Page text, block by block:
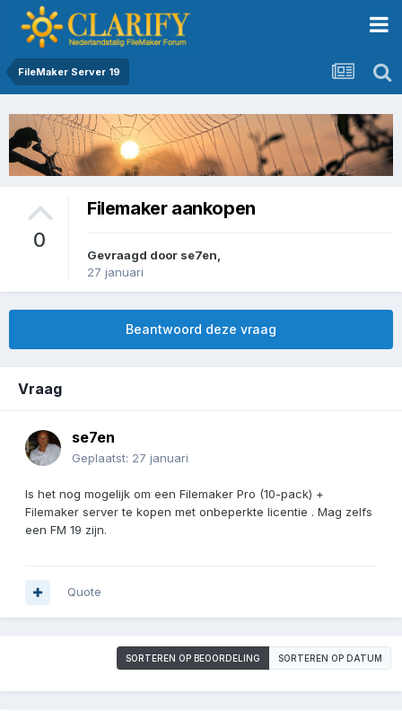
FileMaker Server 19
0
Filemaker aankopen
Gevraagd door se7en
27 januari
Beantwoord deze vraag
Vraag
se7en
Geplaatst: 27 januari
Is het nog mogelijk om een Filemaker Pro (10-pack) +
Filemaker server te kopen met onbeperkte licentie . Mag zelfs
een FM 19 zijn.
Quote
SORTEREN OP BEOORDELING SORTEREN OP DATUM